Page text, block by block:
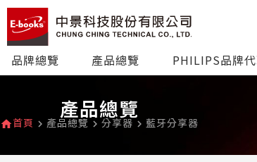
品牌總覽 產品總覽 PHILIPS品牌
產品總覽
home首頁 navigate_next 產品總覽 navigate_next 分享器 navigate_next 藍牙分享器